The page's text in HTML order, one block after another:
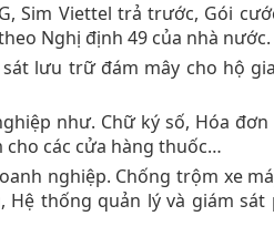
Sim Viettel trả trước, Gói
Nghị định 49 của nhà nước.
lưu trữ đám mây cho hộ
như. Chữ ký số, Hóa
cho các cửa hàng thuốc…
nghiệp. Chống trộm xe
Hệ thống quản lý và giám sát